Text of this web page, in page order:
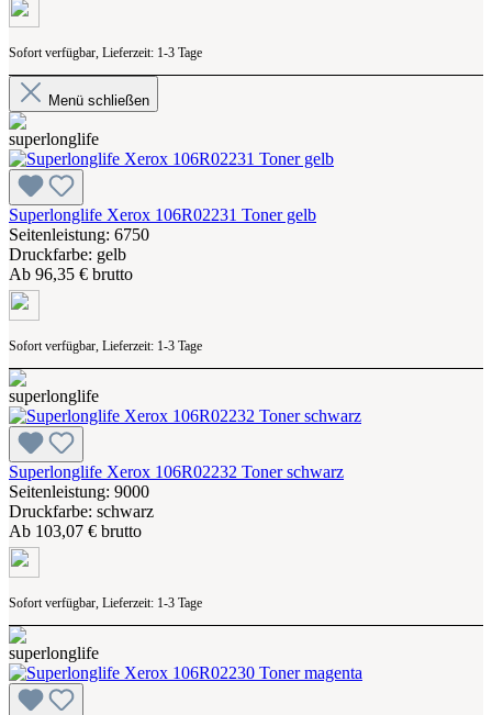
Sofort verfügbar, Lieferzeit: 1-3 Tage
Menü schließen
Superlonglife Xerox 106R02231 Toner gelb
Seitenleistung: 6750
Druckfarbe: gelb
Ab 96,35 € brutto
Sofort verfügbar, Lieferzeit: 1-3 Tage
Superlonglife Xerox 106R02232 Toner schwarz
Seitenleistung: 9000
Druckfarbe: schwarz
Ab 103,07 € brutto
Sofort verfügbar, Lieferzeit: 1-3 Tage